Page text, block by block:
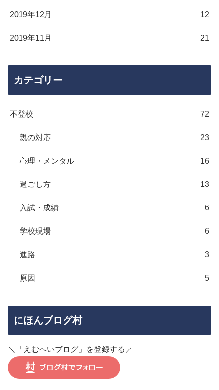
2019年12月 12
2019年11月 21
カテゴリー
不登校 72
親の対応 23
心理・メンタル 16
過ごし方 13
入試・成績 6
学校現場 6
進路 3
原因 5
にほんブログ村
＼「えむへいブログ」を登録する／